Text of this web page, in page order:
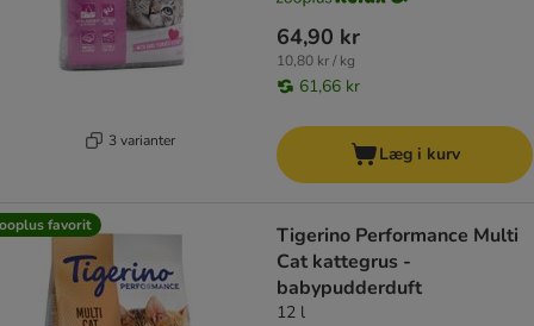
3 varianter
64,90 kr
10,80 kr / kg
61,66 kr
Læg i kurv
favorit
Tigerino Performance Multi
Cat kattegrus -
babypudderduft
12 l